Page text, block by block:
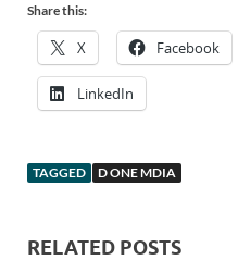
Share this:
X Facebook
LinkedIn
TAGGED D ONE MDIA
RELATED POSTS